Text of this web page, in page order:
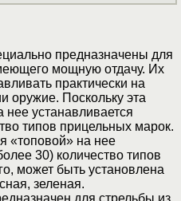
предназначены для
мощную отдачу. Их
практически на
оружие. Поскольку эта
нее устанавливается
типов прицельных марок.
«топовой» на нее
30) количество типов
может быть установлена
зеленая.